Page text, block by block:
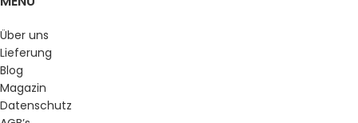
Über uns
Lieferung
Blog
Magazin
Datenschutz